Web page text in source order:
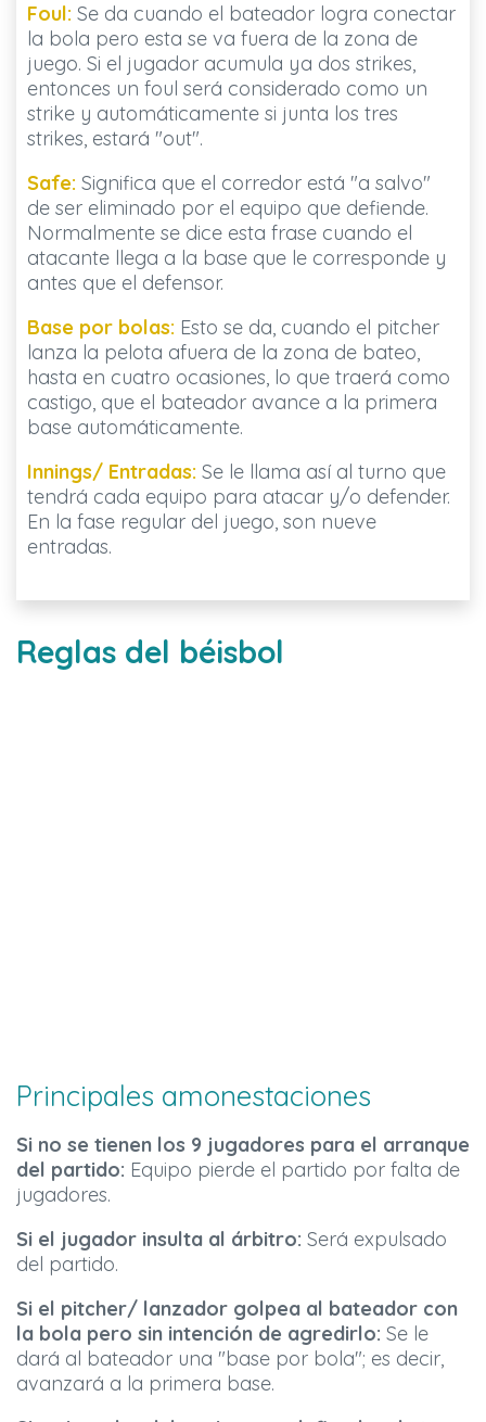
Foul:Se da cuando el bateador logra conectar
la bola pero esta se va fuera de la zona de
juego. Si el jugador acumula ya dos strikes,
entonces un foul será considerado como un
strike y automáticamente si junta los tres
strikes, estará "out".
Safe:Significa que el corredor está "a salvo"
de ser eliminado por el equipo que defiende.
Normalmente se dice esta frase cuando el
atacante llega a la base que le corresponde y
antes que el defensor.
Base por bolas: Esto se da, cuando el pitcher
lanza la pelota afuera de la zona de bateo,
hasta en cuatro ocasiones, lo que traerá como
castigo, que el bateador avance a la primera
base automáticamente.
Innings/ Entradas:Se le llama así al turno que
tendrá cada equipo para atacar y/o defender.
En la fase regular del juego, son nueve
entradas.
Reglas del béisbol
Principales amonestaciones
Si no se tienen los 9 jugadores para el arranque
del partido: Equipo pierde el partido por falta de
jugadores.
Si el jugador insulta al árbitro: Será expulsado
del partido.
Si el pitcher/ lanzador golpea al bateador con
la bola pero sin intención de agredirlo: Se le
dará al bateador una "base por bola"; es decir,
avanzará a la primera base.